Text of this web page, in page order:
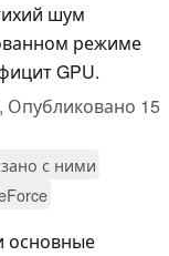
шум
режиме
GPU.
Опубликовано 15
с ними
основные